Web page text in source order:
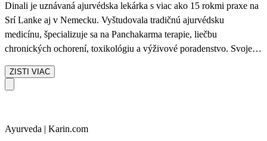
Dinali je uznávaná ajurvédska lekárka s viac ako 15 rokmi praxe na
Srí Lanke aj v Nemecku. Vyštudovala tradičnú ajurvédsku
medicínu, špecializuje sa na Panchakarma terapie, liečbu
chronických ochorení, toxikológiu a výživové poradenstvo. Svoje
(SNA Ayurveda Nursing Home, Kerala) a počas dvoch rokov
pôsobila ako ajurvédska lekárka v hoteli Elbresidenz, Bad Schandau
prístupu pomáha hosťom obnoviť rovnováhu tela a mysle. Dr.
ZISTI VIAC
Ayurveda | Karin.com